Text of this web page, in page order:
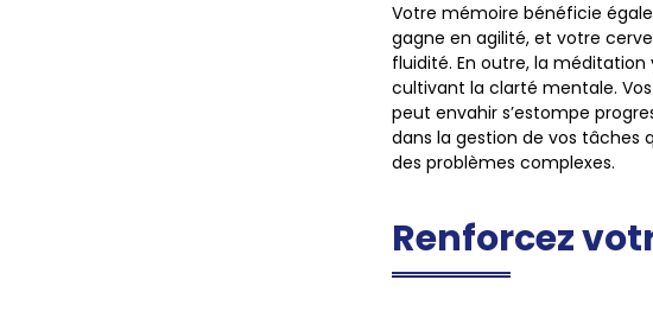
Votre mémoire bénéficie
gagne en agilité, et votre
fluidité. En outre, la
cultivant la clarté mentale.
peut envahir s’estompe
dans la gestion de vos tâches
des problèmes complexes.
Renforcez